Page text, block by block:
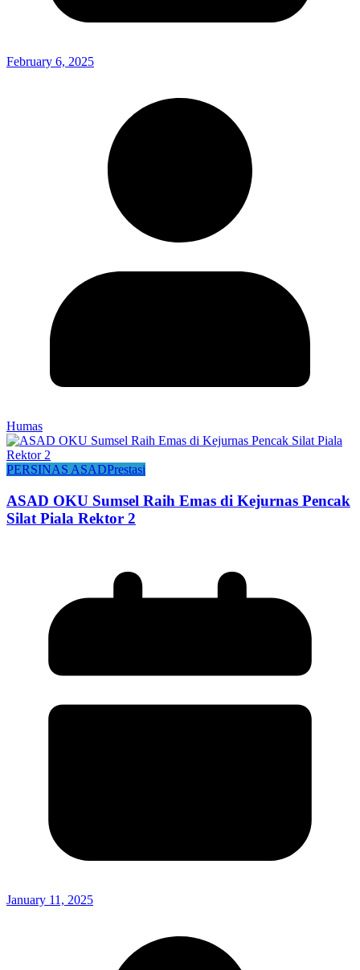
February 6, 2025
Humas
PERSINAS ASADPrestasi
ASAD OKU Sumsel Raih Emas di Kejurnas Pencak
Silat Piala Rektor 2
January 11, 2025